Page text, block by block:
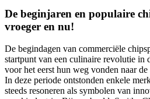
De beginjaren en populaire
vroeger en nu!
De begindagen van commerciële
startpunt van een culinaire revolutie in
voor het eerst hun weg vonden naar
In deze periode ontstonden enkele
steeds resoneren als symbolen van